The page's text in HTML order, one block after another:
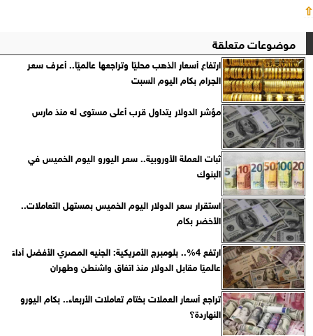
⇧
موضوعات متعلقة
ارتفاع أسعار الذهب محليًا وتراجعها عالميًا.. أعرف سعر
الجرام بكام اليوم السبت
مؤشر الدولار يتداول قرب أعلى مستوى له منذ مارس
ثبات العملة الأوروبية.. سعر اليورو اليوم الخميس في
البنوك
استقرار سعر الدولار اليوم الخميس بمستهل التعاملات..
الأخضر بكام
ارتفع 4%.. بلومبرج الأمريكية: الجنيه المصري الأفضل أداءً
عالميًا مقابل الدولار منذ اتفاق واشنطن وطهران
تراجع أسعار العملات بختام تعاملات الأربعاء.. بكام اليورو
النهاردة؟